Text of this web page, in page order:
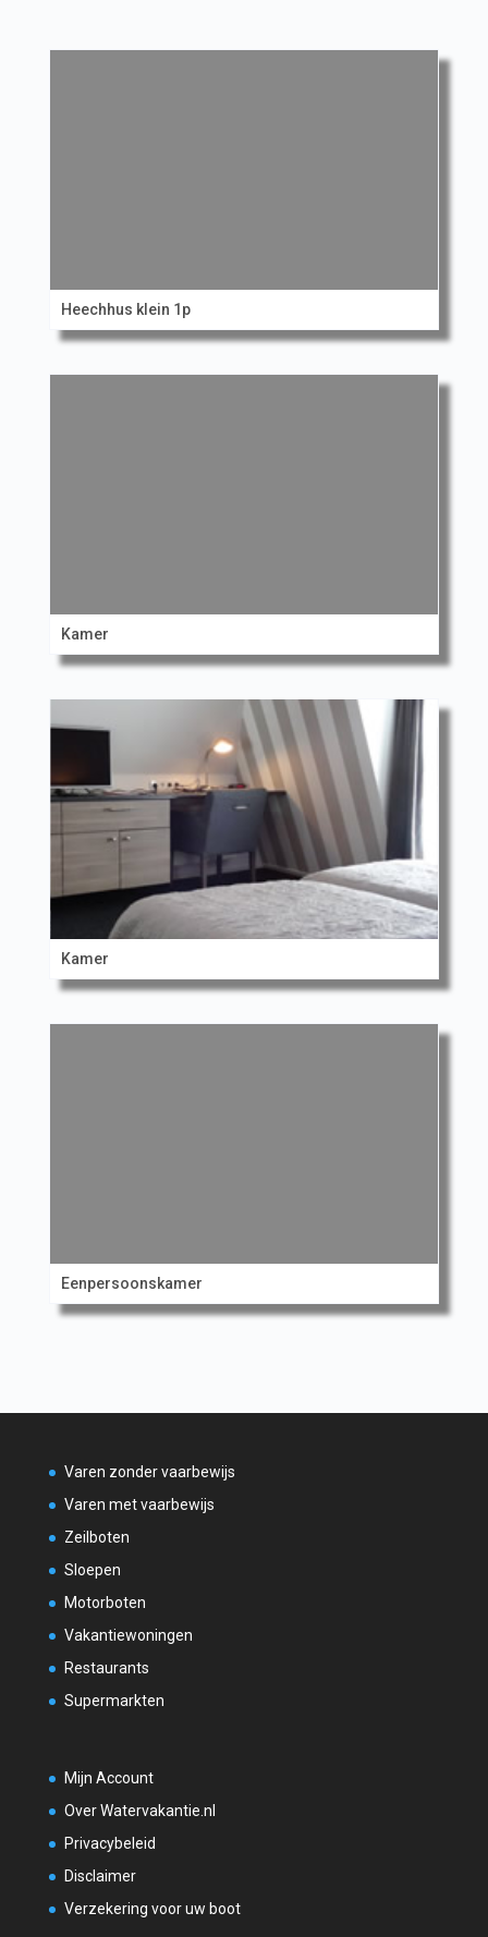
Heechhus klein 1p
Kamer
Kamer
Eenpersoonskamer
Varen zonder vaarbewijs
Varen met vaarbewijs
Zeilboten
Sloepen
Motorboten
Vakantiewoningen
Restaurants
Supermarkten
Mijn Account
Over Watervakantie.nl
Privacybeleid
Disclaimer
Verzekering voor uw boot